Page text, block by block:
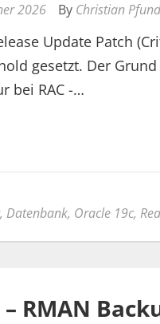
2026 By Christian
Update Patch
gesetzt. Der
bei RAC -…
, Datenbank, Oracle 19c,
RMAN